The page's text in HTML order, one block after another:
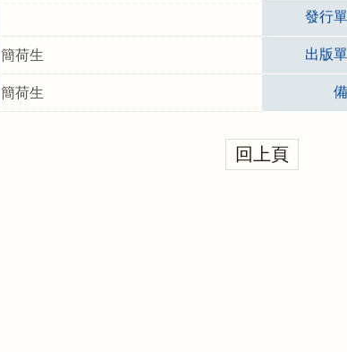
發行
簡荷生 出版
簡荷生
回上頁